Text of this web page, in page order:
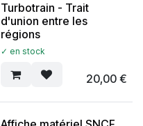
Turbotrain - Trait
d'union entre les
régions
✓ en stock
20,00€